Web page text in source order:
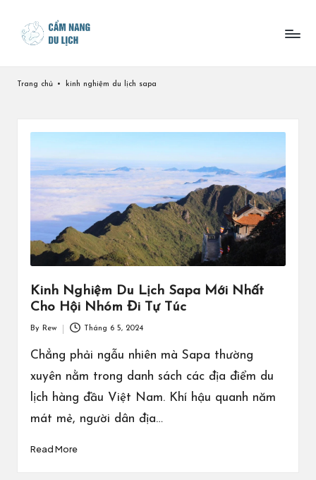
Skip
Trang chủ • kinh nghiệm du lịch sapa
Kinh Nghiệm Du Lịch Sapa Mới Nhất
Cho Hội Nhóm Đi Tự Túc
by
By Rew Tháng 6 5, 2024
Chẳng phải ngẫu nhiên mà Sapa thường
xuyên nằm trong danh sách các địa điểm du
lịch hàng đầu Việt Nam. Khí hậu quanh năm
mát mẻ, người dân địa…
Read More